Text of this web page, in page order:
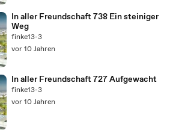
In aller Freundschaft 738 Ein steiniger
Weg
finke13-3
vor 10 Jahren
In aller Freundschaft 727 Aufgewacht
finke13-3
vor 10 Jahren